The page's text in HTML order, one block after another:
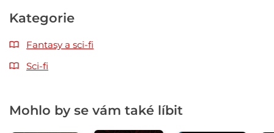
Kategorie
Fantasy a sci-fi
Sci-fi
Mohlo by se vám také líbit